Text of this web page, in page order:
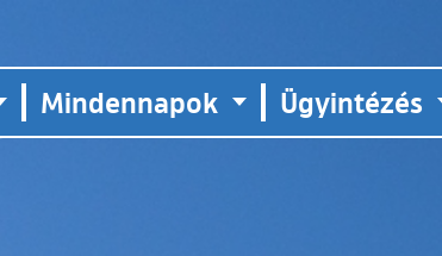
Mindennapok Ügyintézés